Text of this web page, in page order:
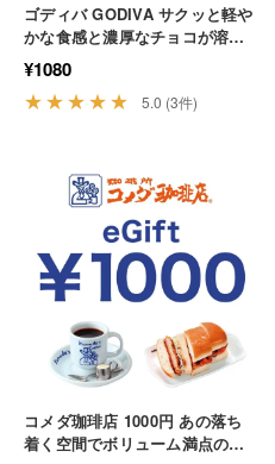
ゴディバ GODIVA サクッと軽や
かな食感と濃厚なチョコが溶け
合う極上のクッキー ギフト 贈り
物 贅沢
¥1080
★★★★★ 5.0 (3件)
コメダ珈琲店 1000円 あの落ち
着く空間でボリューム満点のメ